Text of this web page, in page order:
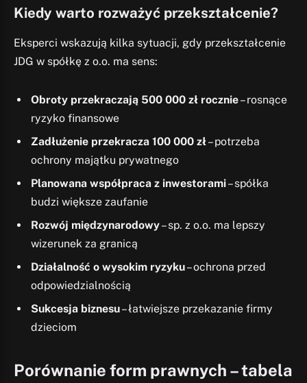
Kiedy warto rozważyć przekształcenie?
Eksperci wskazują kilka sytuacji, gdy przekształcenie
JDG w spółkę z o.o. ma sens:
Obroty przekraczają 500 000 zł rocznie– rosnące
ryzyko finansowe
Zadłużenie przekracza 100 000 zł– potrzeba
ochrony majątku prywatnego
Planowana współpraca z inwestorami– spółka
budzi większe zaufanie
Rozwój międzynarodowy– sp. z o.o. ma lepszy
wizerunek za granicą
Działalność o wysokim ryzyku– ochrona przed
odpowiedzialnością
Sukcesja biznesu– łatwiejsze przekazanie firmy
dzieciom
Porównanie form prawnych – tabela